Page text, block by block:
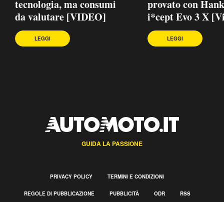
tecnologia, ma consumi
da valutare [VIDEO]
LEGGI
provato con
i*cept Evo 3 X
LEGGI
GUIDA LA PASSIONE
PRIVACY POLICY TERMINI E CONDIZIONI
REGOLE DI PUBBLICAZIONE PUBBLICITÀ ODR RSS